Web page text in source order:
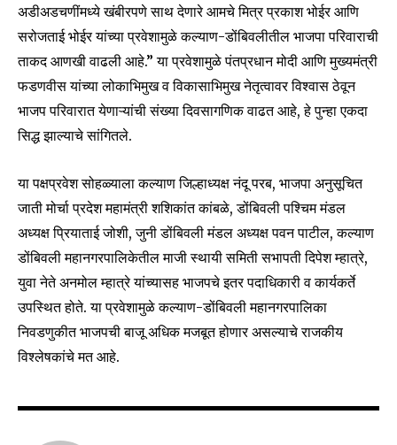
SUBSCRIBE
6,300
Fans
32,111
Followers
75
Followers
अडीअडचणींमध्ये खंबीरपणे साथ देणारे आमचे मित्र प्रकाश भोईर आणि
सरोजताई भोईर यांच्या प्रवेशामुळे कल्याण-डोंबिवलीतील भाजपा परिवाराची
ताकद आणखी वाढली आहे.” या प्रवेशामुळे पंतप्रधान मोदी आणि मुख्यमंत्री
फडणवीस यांच्या लोकाभिमुख व विकासाभिमुख नेतृत्वावर विश्वास ठेवून
भाजप परिवारात येणाऱ्यांची संख्या दिवसागणिक वाढत आहे, हे पुन्हा एकदा
सिद्ध झाल्याचे सांगितले.
या पक्षप्रवेश सोहळ्याला कल्याण जिल्हाध्यक्ष नंदू परब, भाजपा अनुसूचित
जाती मोर्चा प्रदेश महामंत्री शशिकांत कांबळे, डोंबिवली पश्चिम मंडल
अध्यक्ष प्रियाताई जोशी, जुनी डोंबिवली मंडल अध्यक्ष पवन पाटील, कल्याण
डोंबिवली महानगरपालिकेतील माजी स्थायी समिती सभापती दिपेश म्हात्रे,
युवा नेते अनमोल म्हात्रे यांच्यासह भाजपचे इतर पदाधिकारी व कार्यकर्ते
उपस्थित होते. या प्रवेशामुळे कल्याण-डोंबिवली महानगरपालिका
निवडणुकीत भाजपची बाजू अधिक मजबूत होणार असल्याचे राजकीय
विश्लेषकांचे मत आहे.